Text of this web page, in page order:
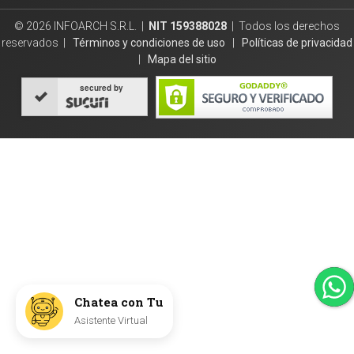
Chatea con Tu
Asistente Virtual
© 2026 INFOARCH S.R.L. | NIT 159388028 | Todos los derechos
reservados | Términos y condiciones de uso
Políticas de privacidad
Mapa del sitio
secured by